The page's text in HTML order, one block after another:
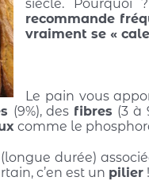
siècle. Pourquoi
recommande
vraiment se «
Le pain vous
(9%), des fibres (3 à
comme le
(longue durée)
c’en est un pilier!